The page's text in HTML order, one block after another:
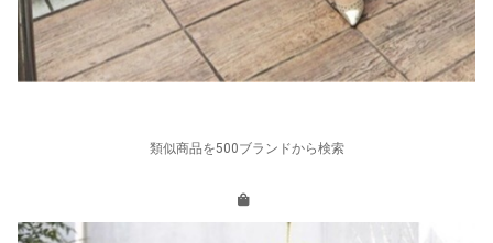
類似商品を500ブランドから検索